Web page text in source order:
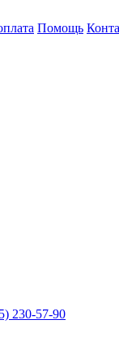
Помощь
230-57-90